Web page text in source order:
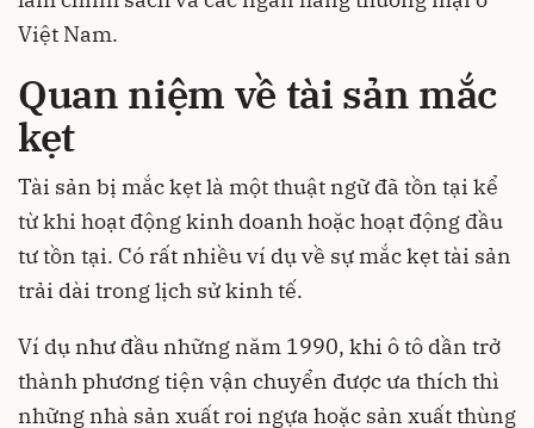
Việt Nam.
Quan niệm về tài sản mắc
kẹt
Tài sản bị mắc kẹt là một thuật ngữ đã tồn tại kể
từ khi hoạt động kinh doanh hoặc hoạt động đầu
tư tồn tại. Có rất nhiều ví dụ về sự mắc kẹt tài sản
trải dài trong lịch sử kinh tế.
Ví dụ như đầu những năm 1990, khi ô tô dần trở
thành phương tiện vận chuyển được ưa thích thì
những nhà sản xuất roi ngựa hoặc sản xuất thùng